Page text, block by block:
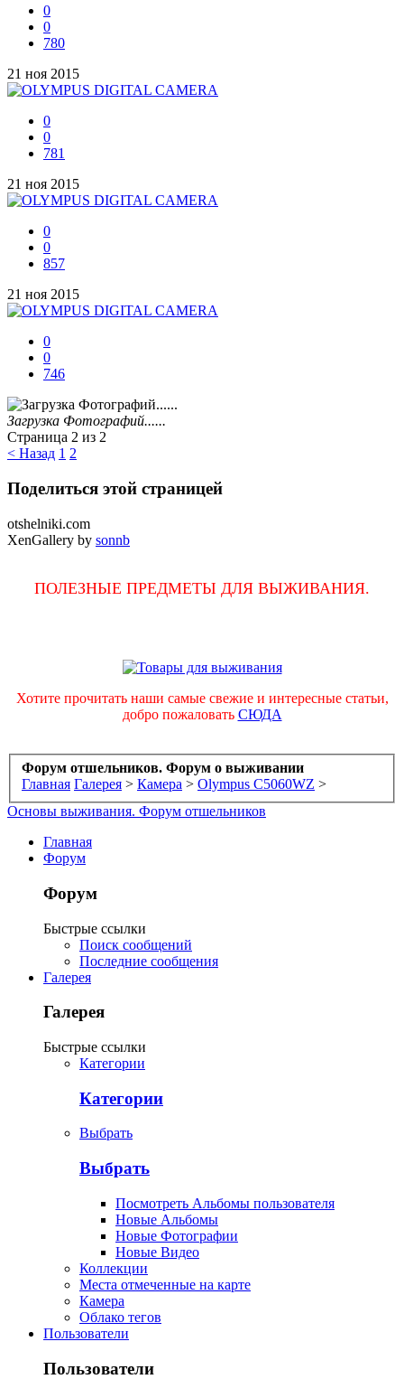
0
0
780
21 ноя 2015
0
0
781
21 ноя 2015
0
0
857
21 ноя 2015
0
0
746
Загрузка Фотографий......
Страница 2 из 2
< Назад 1 2
Поделиться этой страницей
otshelniki.com
XenGallery by sonnb
ПОЛЕЗНЫЕ ПРЕДМЕТЫ ДЛЯ ВЫЖИВАНИЯ.
Хотите прочитать наши самые свежие и интересные статьи,
добро пожаловать СЮДА
Форум отшельников. Форум о выживании
Главная Галерея > Камера > Olympus C5060WZ >
Основы выживания. Форум отшельников
Главная
Форум
Форум
Быстрые ссылки
Поиск сообщений
Последние сообщения
Галерея
Галерея
Быстрые ссылки
Категории
Категории
Выбрать
Выбрать
Посмотреть Альбомы пользователя
Новые Альбомы
Новые Фотографии
Новые Видео
Коллекции
Места отмеченные на карте
Камера
Облако тегов
Пользователи
Пользователи